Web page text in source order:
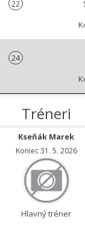
22
24
Tréneri
Kseňák Marek
Koniec 31. 5. 2026
Hlavný tréner